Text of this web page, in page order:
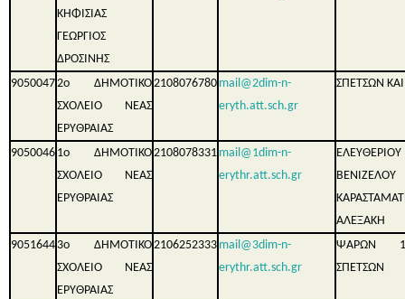
ΚΗΦΙΣΙΑΣ
ΓΕΩΡΓΙΟΣ
ΔΡΟΣΙΝΗΣ
90500472ο ΔΗΜΟΤΙΚΟ
ΣΧΟΛΕΙΟ ΝΕΑΣ
ΕΡΥΘΡΑΙΑΣ
2108076780 mail@2dim-n-
eryth.att.sch.gr
ΣΠΕΤΣΩΝ
9050046 1ο ΔΗΜΟΤΙΚΟ
ΣΧΟΛΕΙΟ ΝΕΑΣ
ΕΡΥΘΡΑΙΑΣ
2108078331 mail@1dim-n-
erythr.att.sch.gr
ΕΛΕΥΘΕΡΙΟΥ
ΑΛΕΞΑΚΗ
9051644 3ο ΔΗΜΟΤΙΚΟ
ΣΧΟΛΕΙΟ ΝΕΑΣ
ΕΡΥΘΡΑΙΑΣ
2106252333 mail@3dim-n-
erythr.att.sch.gr
ΨΑΡΩΝ
ΣΠΕΤΣΩΝ